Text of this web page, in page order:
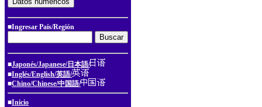
■Ingresar País/Región
■Japonés/Japanese/日本語/
■Inglés/English/英語/
■Chino/Chinese/中国語/
■Inicio